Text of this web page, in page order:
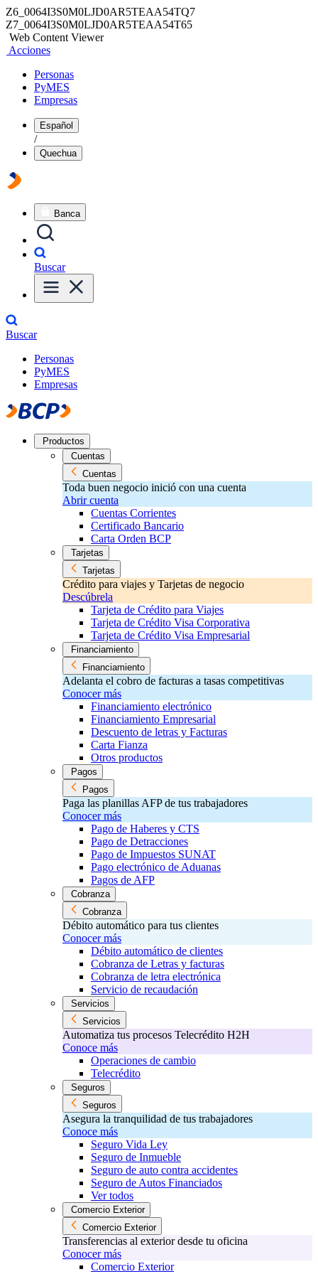
Z6_0064I3S0M0LJD0AR5TEAA54TQ7
Z7_0064I3S0M0LJD0AR5TEAA54T65
Web Content Viewer
Acciones
Personas
PyMES
Empresas
Español
/
Quechua
Banca
Buscar
Buscar
Personas
PyMES
Empresas
Productos
Cuentas
Cuentas
Toda buen negocio inició con una cuenta
Abrir cuenta
Cuentas Corrientes
Certificado Bancario
Carta Orden BCP
Tarjetas
Tarjetas
Crédito para viajes y Tarjetas de negocio
Descúbrela
Tarjeta de Crédito para Viajes
Tarjeta de Crédito Visa Corporativa
Tarjeta de Crédito Visa Empresarial
Financiamiento
Financiamiento
Adelanta el cobro de facturas a tasas competitivas
Conocer más
Financiamiento electrónico
Financiamiento Empresarial
Descuento de letras y Facturas
Carta Fianza
Otros productos
Pagos
Pagos
Paga las planillas AFP de tus trabajadores
Conocer más
Pago de Haberes y CTS
Pago de Detracciones
Pago de Impuestos SUNAT
Pago electrónico de Aduanas
Pagos de AFP
Cobranza
Cobranza
Débito automático para tus clientes
Conocer más
Débito automático de clientes
Cobranza de Letras y facturas
Cobranza de letra electrónica
Servicio de recaudación
Servicios
Servicios
Automatiza tus procesos Telecrédito H2H
Conoce más
Operaciones de cambio
Telecrédito
Seguros
Seguros
Asegura la tranquilidad de tus trabajadores
Conoce más
Seguro Vida Ley
Seguro de Inmueble
Seguro de auto contra accidentes
Seguro de Autos Financiados
Ver todos
Comercio Exterior
Comercio Exterior
Transferencias al exterior desde tu oficina
Conocer más
Comercio Exterior